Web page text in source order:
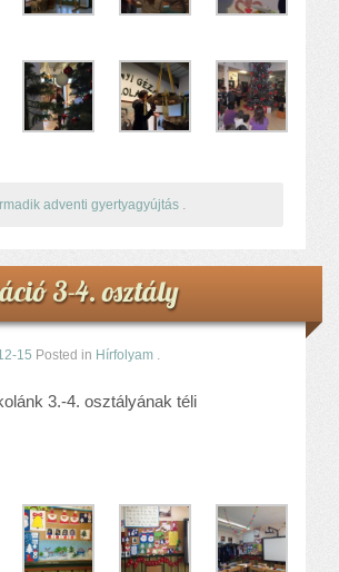
adventi gyertyagyújtás .
3-4. osztály
15 Posted in Hírfolyam .
3.-4. osztályának téli